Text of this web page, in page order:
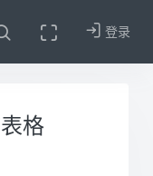
登录
格